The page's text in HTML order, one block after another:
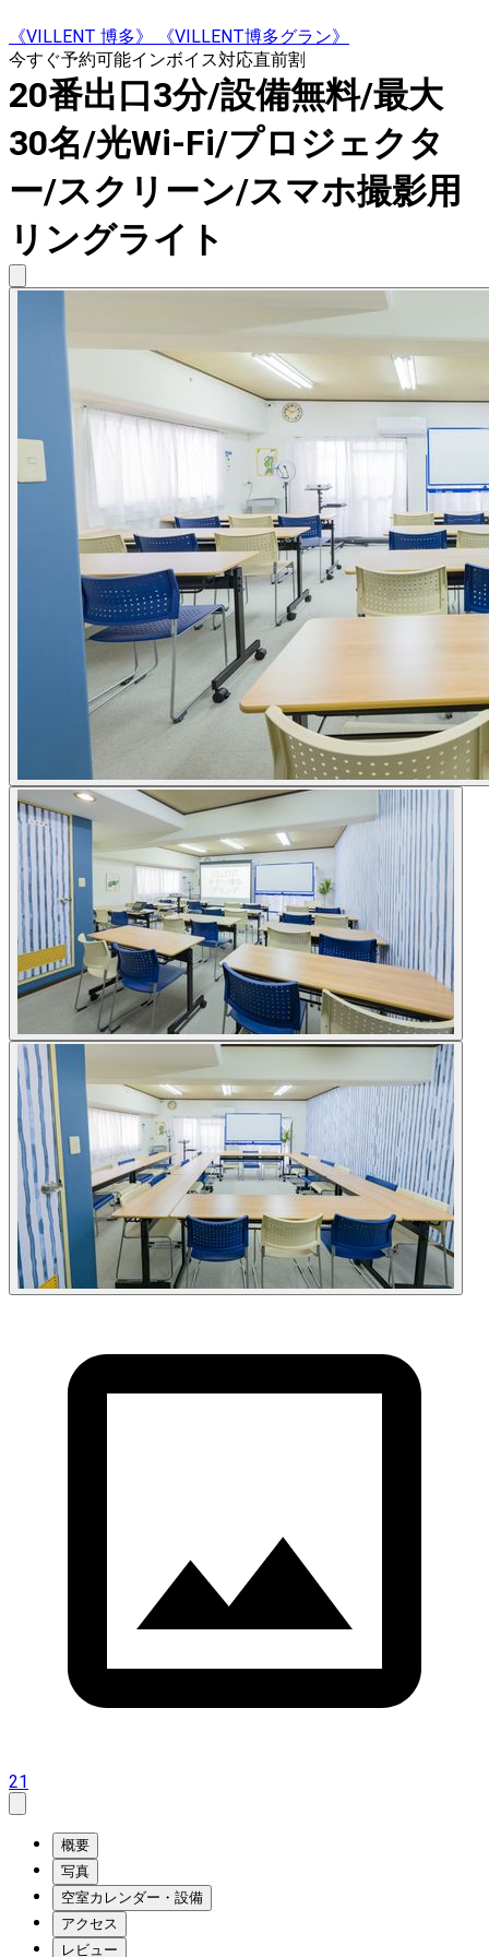
《VILLENT 博多》 《VILLENT博多グラン》
今すぐ予約可能インボイス対応直前割
20番出口3分/設備無料/最大
30名/光Wi-Fi/プロジェクタ
ー/スクリーン/スマホ撮影用
リングライト
21
概要
写真
空室カレンダー・設備
アクセス
レビュー